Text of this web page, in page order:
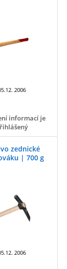
2006
informací je
zednické
| 700 g
2006